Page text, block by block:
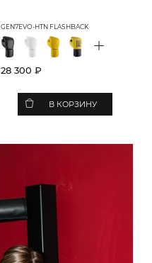
GEN7EVO-HTN FLASHBACK
+
28 300 ₽
В КОРЗИНУ